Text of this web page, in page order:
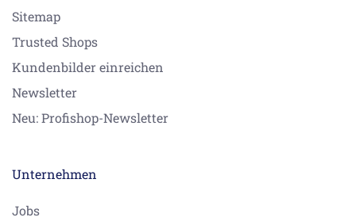
Sitemap
Trusted Shops
Kundenbilder einreichen
Newsletter
Neu: Profishop-Newsletter
Unternehmen
Jobs